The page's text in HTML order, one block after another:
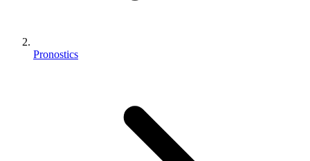
Pronostics